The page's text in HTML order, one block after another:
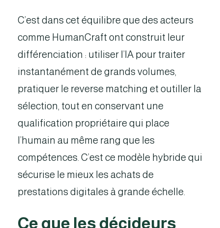
C’est dans cet équilibre que des acteurs
comme HumanCraft ont construit leur
différenciation : utiliser l’IA pour traiter
instantanément de grands volumes,
pratiquer le reverse matching et outiller la
sélection, tout en conservant une
qualification propriétaire qui place
l’humain au même rang que les
compétences. C’est ce modèle hybride qui
sécurise le mieux les achats de
prestations digitales à grande échelle.
Ce que les décideurs